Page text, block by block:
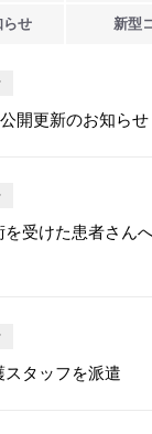
せ 新型
開更新のお知らせ
受けた患者さん
タッフを派遣